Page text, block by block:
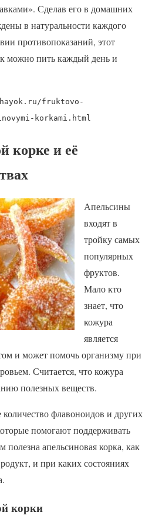
Сделав его в домашних
в натуральности каждого
противопоказаний, этот
можно пить каждый день и
fruktovo-
korkami.html
корке и её
Апельсины
входят в
тройку самых
популярных
фруктов.
Мало кто
знает, что
кожура
является
и может помочь организму при
Считается, что кожура
полезных веществ.
флавоноидов и других
помогают поддерживать
полезна апельсиновая корка, как
и при каких состояниях
корки